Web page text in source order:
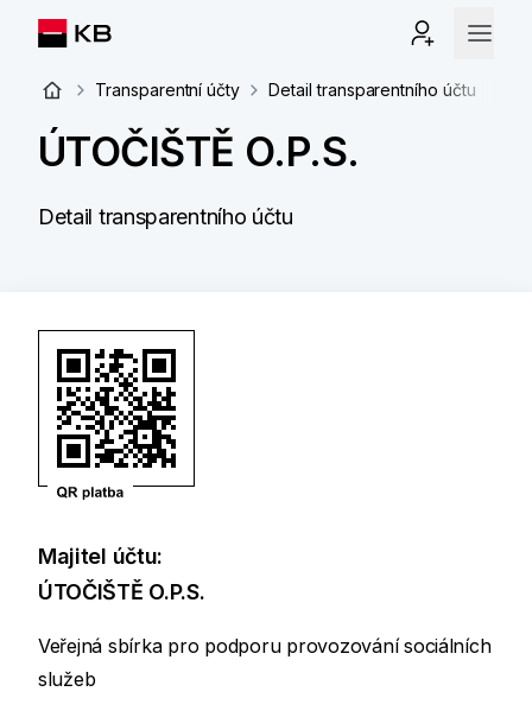
Transparentní účty Detail transparentního účtu
ÚTOČIŠTĚ O.P.S.
Detail transparentního účtu
Majitel účtu:
ÚTOČIŠTĚ O.P.S.
Veřejná sbírka pro podporu provozování sociálních
služeb